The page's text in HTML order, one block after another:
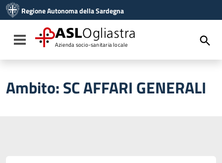
Vai al menu di navigazione
Vai al footer
Regione Autonoma della Sardegna
Toggle navigation
ASLOgliastra
Azienda socio-sanitaria locale
Ambito:SC AFFARI GENERALI